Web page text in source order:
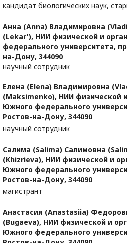
кандидат биологических наук,
Анна (Anna) Владимировна
(Lekar'), НИИ физической и
федерального университета,
на-Дону, 344090
научный сотрудник
Елена (Elena) Владимировна
(Maksimenko), НИИ физической
Южного федерального
Ростов-на-Дону, 344090
научный сотрудник
Салима (Salima) Салимовна
(Khizrieva), НИИ физической и
Южного федерального
Ростов-на-Дону, 344090
магистрант
Анастасия (Anastasiia)
(Bugaeva), НИИ физической и
Южного федерального